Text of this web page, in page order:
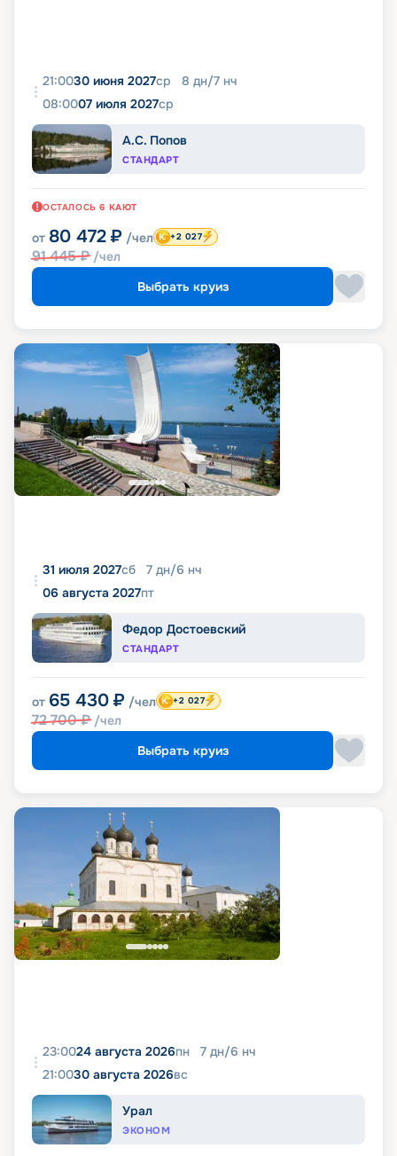
21:0030 июня 2027ср 8 дн/7 нч
08:0007 июля 2027ср
А.С. Попов
СТАНДАРТ
ОСТАЛОСЬ 6 КАЮТ
от 80 472 ₽ /чел
91 445₽ /чел
+2 027
Выбрать круиз
31 июля 2027сб 7 дн/6 нч
06 августа 2027пт
Федор Достоевский
СТАНДАРТ
от 65 430 ₽ /чел
72 700₽ /чел
+2 027
Выбрать круиз
23:0024 августа 2026пн 7 дн/6 нч
21:0030 августа 2026вс
Урал
ЭКОНОМ